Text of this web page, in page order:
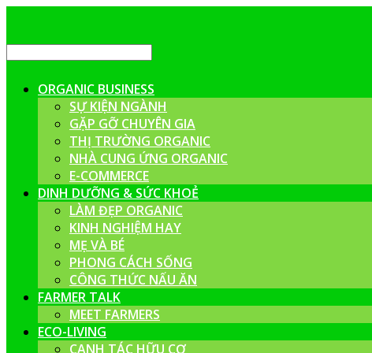
ORGANIC BUSINESS
SỰ KIỆN NGÀNH
GẶP GỠ CHUYÊN GIA
THỊ TRƯỜNG ORGANIC
NHÀ CUNG ỨNG ORGANIC
E-COMMERCE
DINH DƯỠNG & SỨC KHOẺ
LÀM ĐẸP ORGANIC
KINH NGHIỆM HAY
MẸ VÀ BÉ
PHONG CÁCH SỐNG
CÔNG THỨC NẤU ĂN
FARMER TALK
MEET FARMERS
ECO-LIVING
CANH TÁC HỮU CƠ